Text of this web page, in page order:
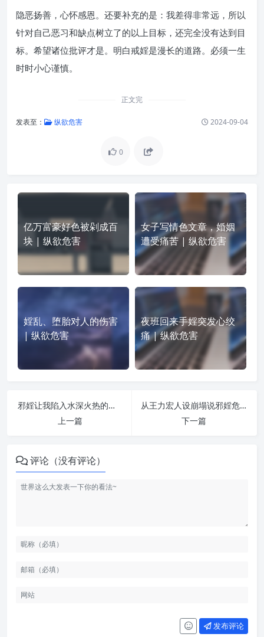
隐恶扬善，心怀感恩。还要补充的是：我差得非常远，所以
针对自己恶习和缺点树立了的以上目标，还完全没有达到目
标。希望诸位批评才是。明白戒婬是漫长的道路。必须一生
时时小心谨慎。
正文完
发表至： 纵欲危害 2024-09-04
0
亿万富豪好色被剁成百
块 | 纵欲危害
女子写情色文章，婚姻
遭受痛苦 | 纵欲危害
婬乱、堕胎对人的伤害
| 纵欲危害
夜班回来手婬突发心绞
痛 | 纵欲危害
邪婬让我陷入水深火热的境地 | 纵欲危害
上一篇
从王力宏人设崩塌说邪婬危害 | 纵欲危害
下一篇
评论（没有评论）
发布评论